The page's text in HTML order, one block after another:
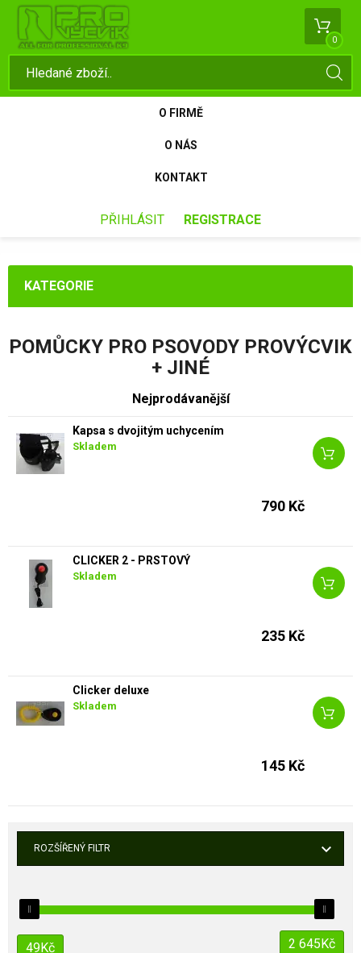
0
O FIRMĚ
O NÁS
KONTAKT
PŘIHLÁSIT REGISTRACE
KATEGORIE
POMŮCKY PRO PSOVODY PROVÝCVIK
+ JINÉ
Nejprodávanější
Kapsa s dvojitým uchycením
Skladem
790 Kč
CLICKER 2 - PRSTOVÝ
Skladem
235 Kč
Clicker deluxe
Skladem
145 Kč
ROZŠÍŘENÝ FILTR
49Kč 2 645Kč